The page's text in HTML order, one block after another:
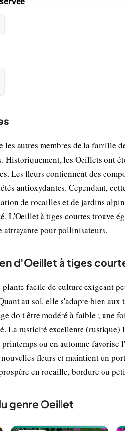
les autres membres de la famille
Historiquement, les Oeillets ont
Les fleurs contiennent des
antioxydantes. Cependant,
de rocailles et de jardins
L'Oeillet à tiges courtes trouve
attrayante pour pollinisateurs.
d'Oeillet à tiges
plante facile de culture exigeant
au sol, elle s'adapte bien
doit être modéré à faible ; une
La rusticité excellente
ou en automne favorise
fleurs et maintient un
en rocaille, bordure ou
genre Oeillet